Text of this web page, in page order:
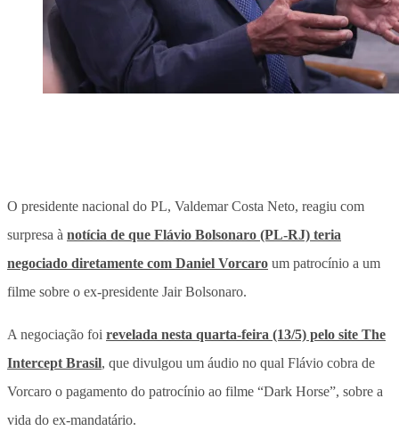
O presidente nacional do PL, Valdemar Costa Neto, reagiu com
surpresa à notícia de que Flávio Bolsonaro (PL-RJ) teria
negociado diretamente com Daniel Vorcaro um patrocínio a um
filme sobre o ex-presidente Jair Bolsonaro.
A negociação foi revelada nesta quarta-feira (13/5) pelo site The
Intercept Brasil, que divulgou um áudio no qual Flávio cobra de
Vorcaro o pagamento do patrocínio ao filme “Dark Horse”, sobre a
vida do ex-mandatário.